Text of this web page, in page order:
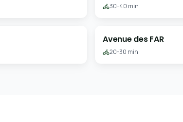
30-40 min
Avenue des FAR
20-30 min